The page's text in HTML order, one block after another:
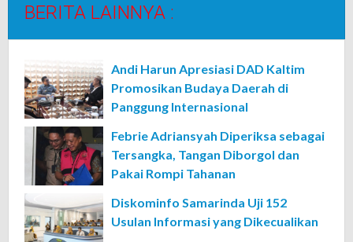
BERITA LAINNYA :
Andi Harun Apresiasi DAD Kaltim
Promosikan Budaya Daerah di
Panggung Internasional
Febrie Adriansyah Diperiksa sebagai
Tersangka, Tangan Diborgol dan
Pakai Rompi Tahanan
Diskominfo Samarinda Uji 152
Usulan Informasi yang Dikecualikan